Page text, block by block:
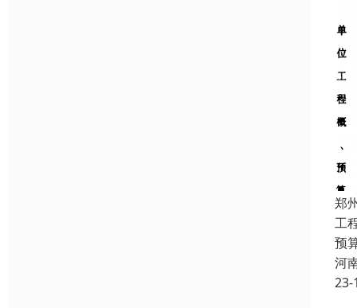
郑
工
预
河
23-